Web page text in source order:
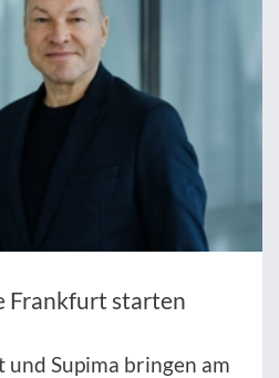
Frankfurt starten
und Supima bringen am